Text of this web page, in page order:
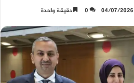
0 دقيقة واحدة